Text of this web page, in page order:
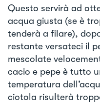
Questo servirà ad
acqua giusta (se è
tenderà a filare),
restante versateci il
mescolate
cacio e pepe è tutto
temperatura
ciotola risulterà